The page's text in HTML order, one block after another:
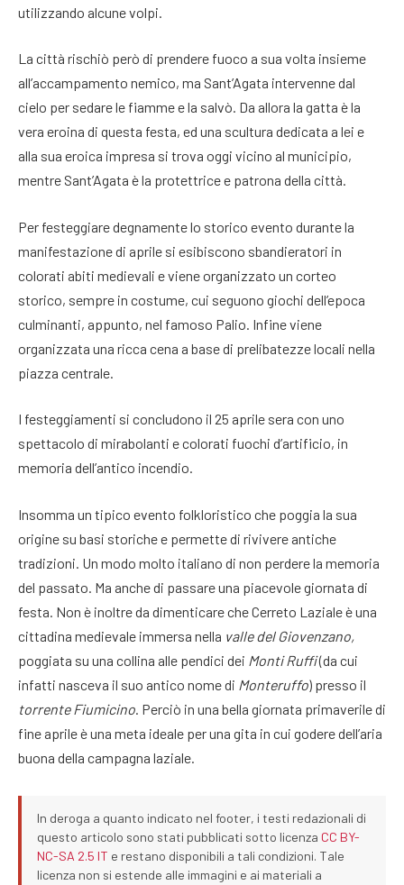
utilizzando alcune volpi.
La città rischiò però di prendere fuoco a sua volta insieme
all’accampamento nemico, ma Sant’Agata intervenne dal
cielo per sedare le fiamme e la salvò. Da allora la gatta è la
vera eroina di questa festa, ed una scultura dedicata a lei e
alla sua eroica impresa si trova oggi vicino al municipio,
mentre Sant’Agata è la protettrice e patrona della città.
Per festeggiare degnamente lo storico evento durante la
manifestazione di aprile si esibiscono sbandieratori in
colorati abiti medievali e viene organizzato un corteo
storico, sempre in costume, cui seguono giochi dell’epoca
culminanti, appunto, nel famoso Palio. Infine viene
organizzata una ricca cena a base di prelibatezze locali nella
piazza centrale.
I festeggiamenti si concludono il 25 aprile sera con uno
spettacolo di mirabolanti e colorati fuochi d’artificio, in
memoria dell’antico incendio.
Insomma un tipico evento folkloristico che poggia la sua
origine su basi storiche e permette di rivivere antiche
tradizioni. Un modo molto italiano di non perdere la memoria
del passato. Ma anche di passare una piacevole giornata di
festa. Non è inoltre da dimenticare che Cerreto Laziale è una
cittadina medievale immersa nella valle del Giovenzano,
poggiata su una collina alle pendici dei Monti Ruffi(da cui
infatti nasceva il suo antico nome di Monteruffo) presso il
torrente Fiumicino. Perciò in una bella giornata primaverile di
fine aprile è una meta ideale per una gita in cui godere dell’aria
buona della campagna laziale.
In deroga a quanto indicato nel footer, i testi redazionali di
questo articolo sono stati pubblicati sotto licenza CC BY-
NC-SA 2.5 IT e restano disponibili a tali condizioni. Tale
licenza non si estende alle immagini e ai materiali a